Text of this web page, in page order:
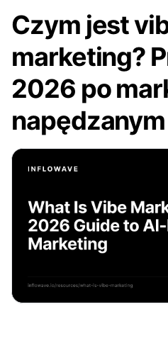
Czym jest
marketing?
2026 po